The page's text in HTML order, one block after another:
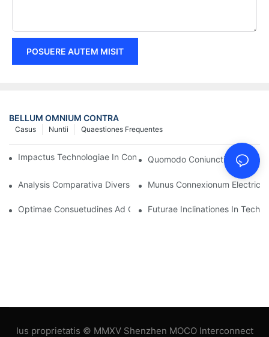
POSUERE AUTEM MISIT
BELLUM OMNIUM CONTRA
Quaestiones Frequentes
Nuntii
Casus
Impactus Technologiae In Conexiones Electricas In Electronicis
Quomodo Coniunctionem
Analysis Comparativa Diversorum Generum Connexionum
Munus Connexionum
Optimae Consuetudines Ad Connexiones Electricas
Futurae Inclinationes In
Ius proprietatis © MMXV Shenzhen MOCO Interconnect